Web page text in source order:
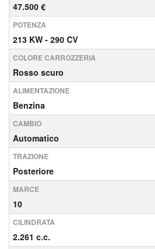
47.500 €
POTENZA
213 KW - 290 CV
COLORE CARROZZERIA
Rosso scuro
ALIMENTAZIONE
Benzina
CAMBIO
Automatico
TRAZIONE
Posteriore
MARCE
10
CILINDRATA
2.261 c.c.